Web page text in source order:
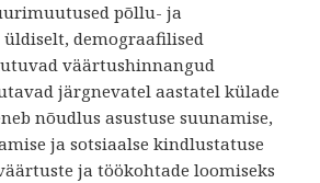
põllu- ja
demograafilised
väärtushinnangud
järgnevatel aastatel külade
nõudlus asustuse suunamise,
ja sotsiaalse kindlustatuse
ja töökohtade loomiseks